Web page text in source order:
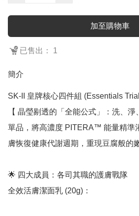
加至購物車
已售出： 1
簡介
SK-II 皇牌核心四件組 (Essentials
【 晶瑩剔透的「全能公式」：洗、
單品，將高濃度 PITERA™ 能量精準
膚恢復健康代謝週期，重現豆腐般的
🌟 四大成員：各司其職的護膚戰隊
全效活膚潔面乳 (20g)：